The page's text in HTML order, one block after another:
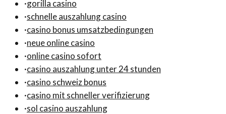
·gorilla casino
·schnelle auszahlung casino
·casino bonus umsatzbedingungen
·neue online casino
·online casino sofort
·casino auszahlung unter 24 stunden
·casino schweiz bonus
·casino mit schneller verifizierung
·sol casino auszahlung